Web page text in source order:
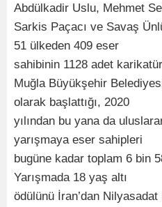
Abdülkadir Uslu, Mehmet
Sarkis Paçacı ve Savaş
51 ülkeden 409 eser
sahibinin 1128 adet
Muğla Büyükşehir
olarak başlattığı, 2020
yılından bu yana da
yarışmaya eser sahipleri
bugüne kadar toplam 6 bin
Yarışmada 18 yaş altı
ödülünü İran’dan